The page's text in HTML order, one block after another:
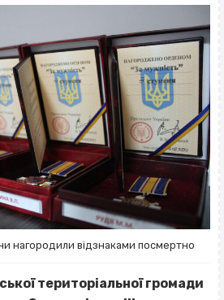
нагородили відзнаками посмертно
територіальної громади